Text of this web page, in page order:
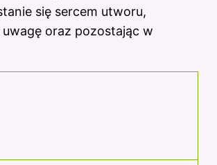
się sercem utworu,
oraz pozostając w